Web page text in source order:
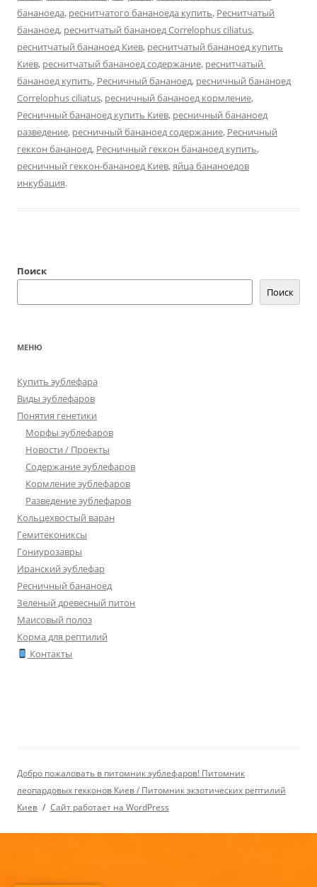
бананоеда, реснитчатого бананоеда купить, Реснитчатый
бананоед, реснитчатый бананоед Correlophus ciliatus,
реснитчатый бананоед Киев, реснитчатый бананоед купить
Киев, реснитчатый бананоед содержание, реснитчатый
бананоед купить, Ресничный бананоед, ресничный бананоед
Correlophus ciliatus, ресничный бананоед кормление,
Ресничный бананоед купить Киев, ресничный бананоед
разведение, ресничный бананоед содержание, Ресничный
геккон бананоед, Ресничный геккон бананоед купить,
ресничный геккон-бананоед Киев,яйца бананоедов
инкубация.
Поиск
Поиск
МЕНЮ
Купить эублефара
Виды эублефаров
Понятия генетики
Морфы эублефаров
Новости / Проекты
Содержание эублефаров
Кормление эублефаров
Разведение эублефаров
Кольцехвостый варан
Гемитекониксы
Гониурозавры
Иранский эублефар
Ресничный бананоед
Зеленый древесный питон
Маисовый полоз
Корма для рептилий
Контакты
Добро пожаловать в питомник эублефаров! Питомник
леопардовых гекконов Киев / Питомник экзотических рептилий
Киев
Сайт работает на WordPress